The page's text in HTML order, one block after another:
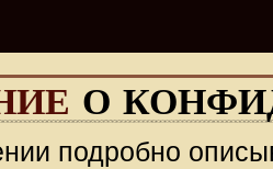
О
подробно